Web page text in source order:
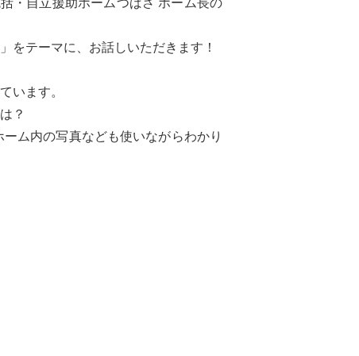
・自立援助ホームつばさ ホーム長の
をテーマに、お話しいただきます！
います。
？
ム内の写真なども使いながらわかり